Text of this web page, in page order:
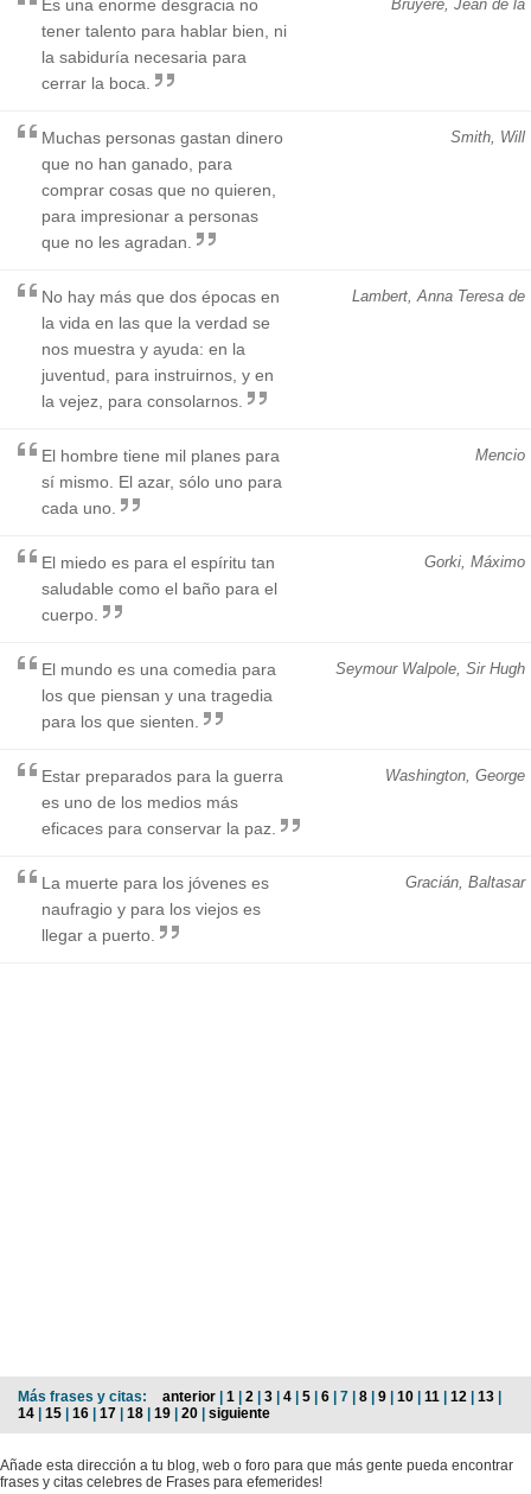
Bruyere, Jean de la
Es una enorme desgracia no
tener talento para hablar bien, ni
la sabiduría necesaria para
cerrar la boca.
Smith, Will
Muchas personas gastan dinero
que no han ganado, para
comprar cosas que no quieren,
para impresionar a personas
que no les agradan.
Lambert, Anna Teresa de
No hay más que dos épocas en
la vida en las que la verdad se
nos muestra y ayuda: en la
juventud, para instruirnos, y en
la vejez, para consolarnos.
Mencio
El hombre tiene mil planes para
sí mismo. El azar, sólo uno para
cada uno.
Gorki, Máximo
El miedo es para el espíritu tan
saludable como el baño para el
cuerpo.
Seymour Walpole, Sir Hugh
El mundo es una comedia para
los que piensan y una tragedia
para los que sienten.
Washington, George
Estar preparados para la guerra
es uno de los medios más
eficaces para conservar la paz.
Gracián, Baltasar
La muerte para los jóvenes es
naufragio y para los viejos es
llegar a puerto.
Más frases y citas: anterior | 1 | 2 | 3 | 4 | 5 | 6 | 7 | 8 | 9 | 10 | 11 | 12 | 13 |
14 | 15 | 16 | 17 | 18 | 19 | 20 | siguiente
Añade esta dirección a tu blog, web o foro para que más gente pueda encontrar
frases y citas celebres de Frases para efemerides!